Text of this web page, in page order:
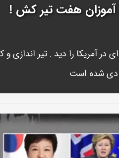
آموزان هفت تیر کش !
آمریکا را دید . تیر اندازی و
شده است